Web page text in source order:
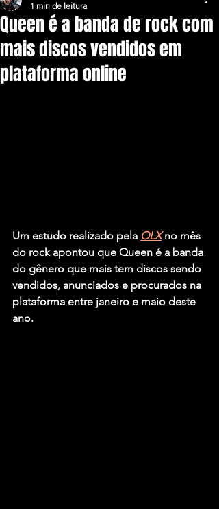
Queen é a banda de rock com
mais discos vendidos em
plataforma online
1 min de leitura
Um estudo realizado pela OLX no mês
do rock apontou que Queen é a banda
do gênero que mais tem discos sendo
vendidos, anunciados e procurados na
plataforma entre janeiro e maio deste
ano.